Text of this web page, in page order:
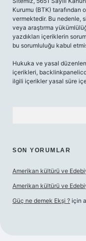
Kurumu (BTK) tarafından
vermektedir. Bu nedenle,
veya araştırma
yazdıkları içeriklerin
bu sorumluluğu kabul
Hukuka ve yasal
içerikleri,
ilgili içerikler yasal süre
SON YORUMLAR
Amerikan kültürü ve
Amerikan kültürü ve
Güç ne demek Ekşi ? için